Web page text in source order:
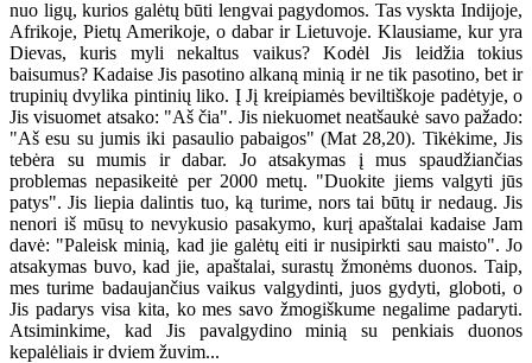
nuo ligų, kurios galėtų būti lengvai pagydomos. Tas vyskta Indijoje,
Afrikoje, Pietų Amerikoje, o dabar ir Lietuvoje. Klausiame, kur yra
Dievas, kuris myli nekaltus vaikus? Kodėl Jis leidžia tokius
baisumus? Kadaise Jis pasotino alkaną minią ir ne tik pasotino, bet ir
trupinių dvylika pintinių liko. Į Jį kreipiamės beviltiškoje padėtyje, o
Jis visuomet atsako: "Aš čia". Jis niekuomet neatšaukė savo pažado:
"Aš esu su jumis iki pasaulio pabaigos" (Mat 28,20). Tikėkime, Jis
tebėra su mumis ir dabar. Jo atsakymas į mus spaudžiančias
problemas nepasikeitė per 2000 metų. "Duokite jiems valgyti jūs
patys". Jis liepia dalintis tuo, ką turime, nors tai būtų ir nedaug. Jis
nenori iš mūsų to nevykusio pasakymo, kurį apaštalai kadaise Jam
davė: "Paleisk minią, kad jie galėtų eiti ir nusipirkti sau maisto". Jo
atsakymas buvo, kad jie, apaštalai, surastų žmonėms duonos. Taip,
mes turime badaujančius vaikus valgydinti, juos gydyti, globoti, o
Jis padarys visa kita, ko mes savo žmogiškume negalime padaryti.
Atsiminkime, kad Jis pavalgydino minią su penkiais duonos
kepalėliais ir dviem žuvim...